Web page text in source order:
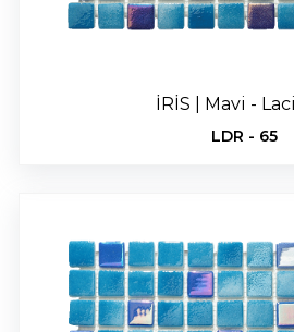
İRİS | Mavi -
LDR - 65